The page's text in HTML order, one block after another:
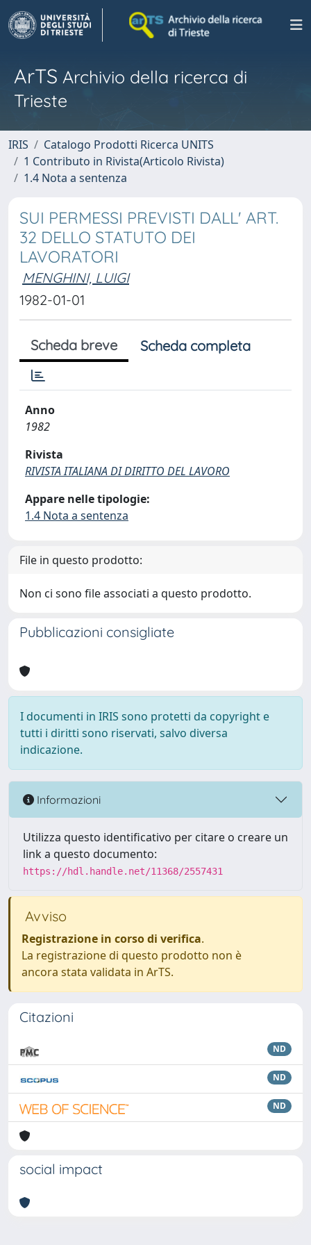
ArTS Archivio della ricerca di
Trieste
IRIS
Catalogo Prodotti Ricerca UNITS
1 Contributo in Rivista(Articolo Rivista)
1.4 Nota a sentenza
SUI PERMESSI PREVISTI DALL' ART.
32 DELLO STATUTO DEI
LAVORATORI
MENGHINI, LUIGI
1982-01-01
Scheda breve Scheda completa
Anno
1982
Rivista
RIVISTA ITALIANA DI DIRITTO DEL LAVORO
Appare nelle tipologie:
1.4 Nota a sentenza
File in questo prodotto:
Non ci sono file associati a questo prodotto.
Pubblicazioni consigliate
I documenti in IRIS sono protetti da copyright e
tutti i diritti sono riservati, salvo diversa
indicazione.
Informazioni
Utilizza questo identificativo per citare o creare un
link a questo documento:
https://hdl.handle.net/11368/2557431
Avviso
Registrazione in corso di verifica.
La registrazione di questo prodotto non è
ancora stata validata in ArTS.
Citazioni
ND
ND
ND
social impact